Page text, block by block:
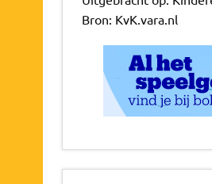
Bron: KvK.vara.nl